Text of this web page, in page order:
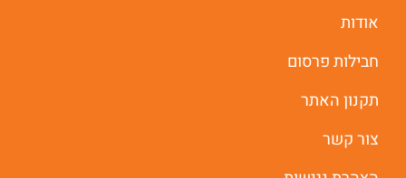
אודות
חבילות פרסום
תקנון האתר
צור קשר